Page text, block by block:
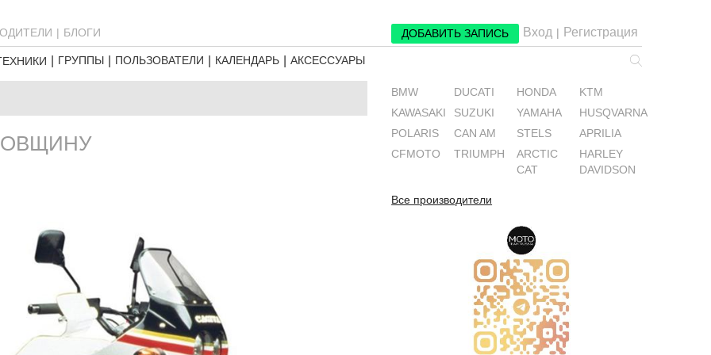
БЛОГИ ДОБАВИТЬ ЗАПИСЬ Вход | Регистрация
ГРУППЫ ПОЛЬЗОВАТЕЛИ КАЛЕНДАРЬ АКСЕССУАРЫ
BMW DUCATI HONDA
KTM
KAWASAKI
SUZUKI YAMAHA
HUSQVARNA
POLARIS
CAN AM STELS
APRILIA
CFMOTO
TRIUMPH
ARCTIC
CAT
HARLEY
DAVIDSON
Все производители